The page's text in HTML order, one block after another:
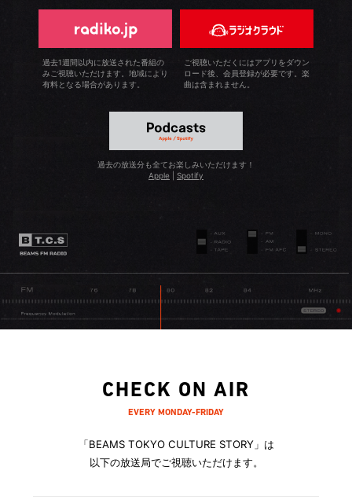
過去1週間以内に放送された番組の
みご視聴いただけます。地域により
有料となる場合があります。
ご視聴いただくにはアプリをダウン
ロード後、会員登録が必要です。楽
曲は含まれません。
過去の放送分も全てお楽しみいただけます！
Apple
Spotify
CHECK ON AIR
EVERY MONDAY-FRIDAY
「BEAMS TOKYO CULTURE STORY」は
以下の放送局でご視聴いただけます。